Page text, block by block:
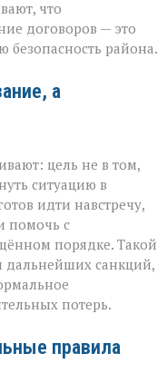
что
договоров — это
безопасность района.
а
цель не в том,
ситуацию в
идти навстречу,
помочь с
порядке. Такой
дальнейших санкций,
потерь.
правила